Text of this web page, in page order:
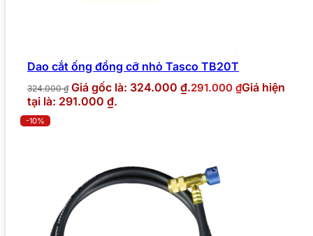
Dao cắt ống đồng cỡ nhỏ Tasco TB20T
324.000₫ Giá gốc là: 324.000 ₫.291.000 ₫Giá hiện
tại là: 291.000 ₫.
-10%